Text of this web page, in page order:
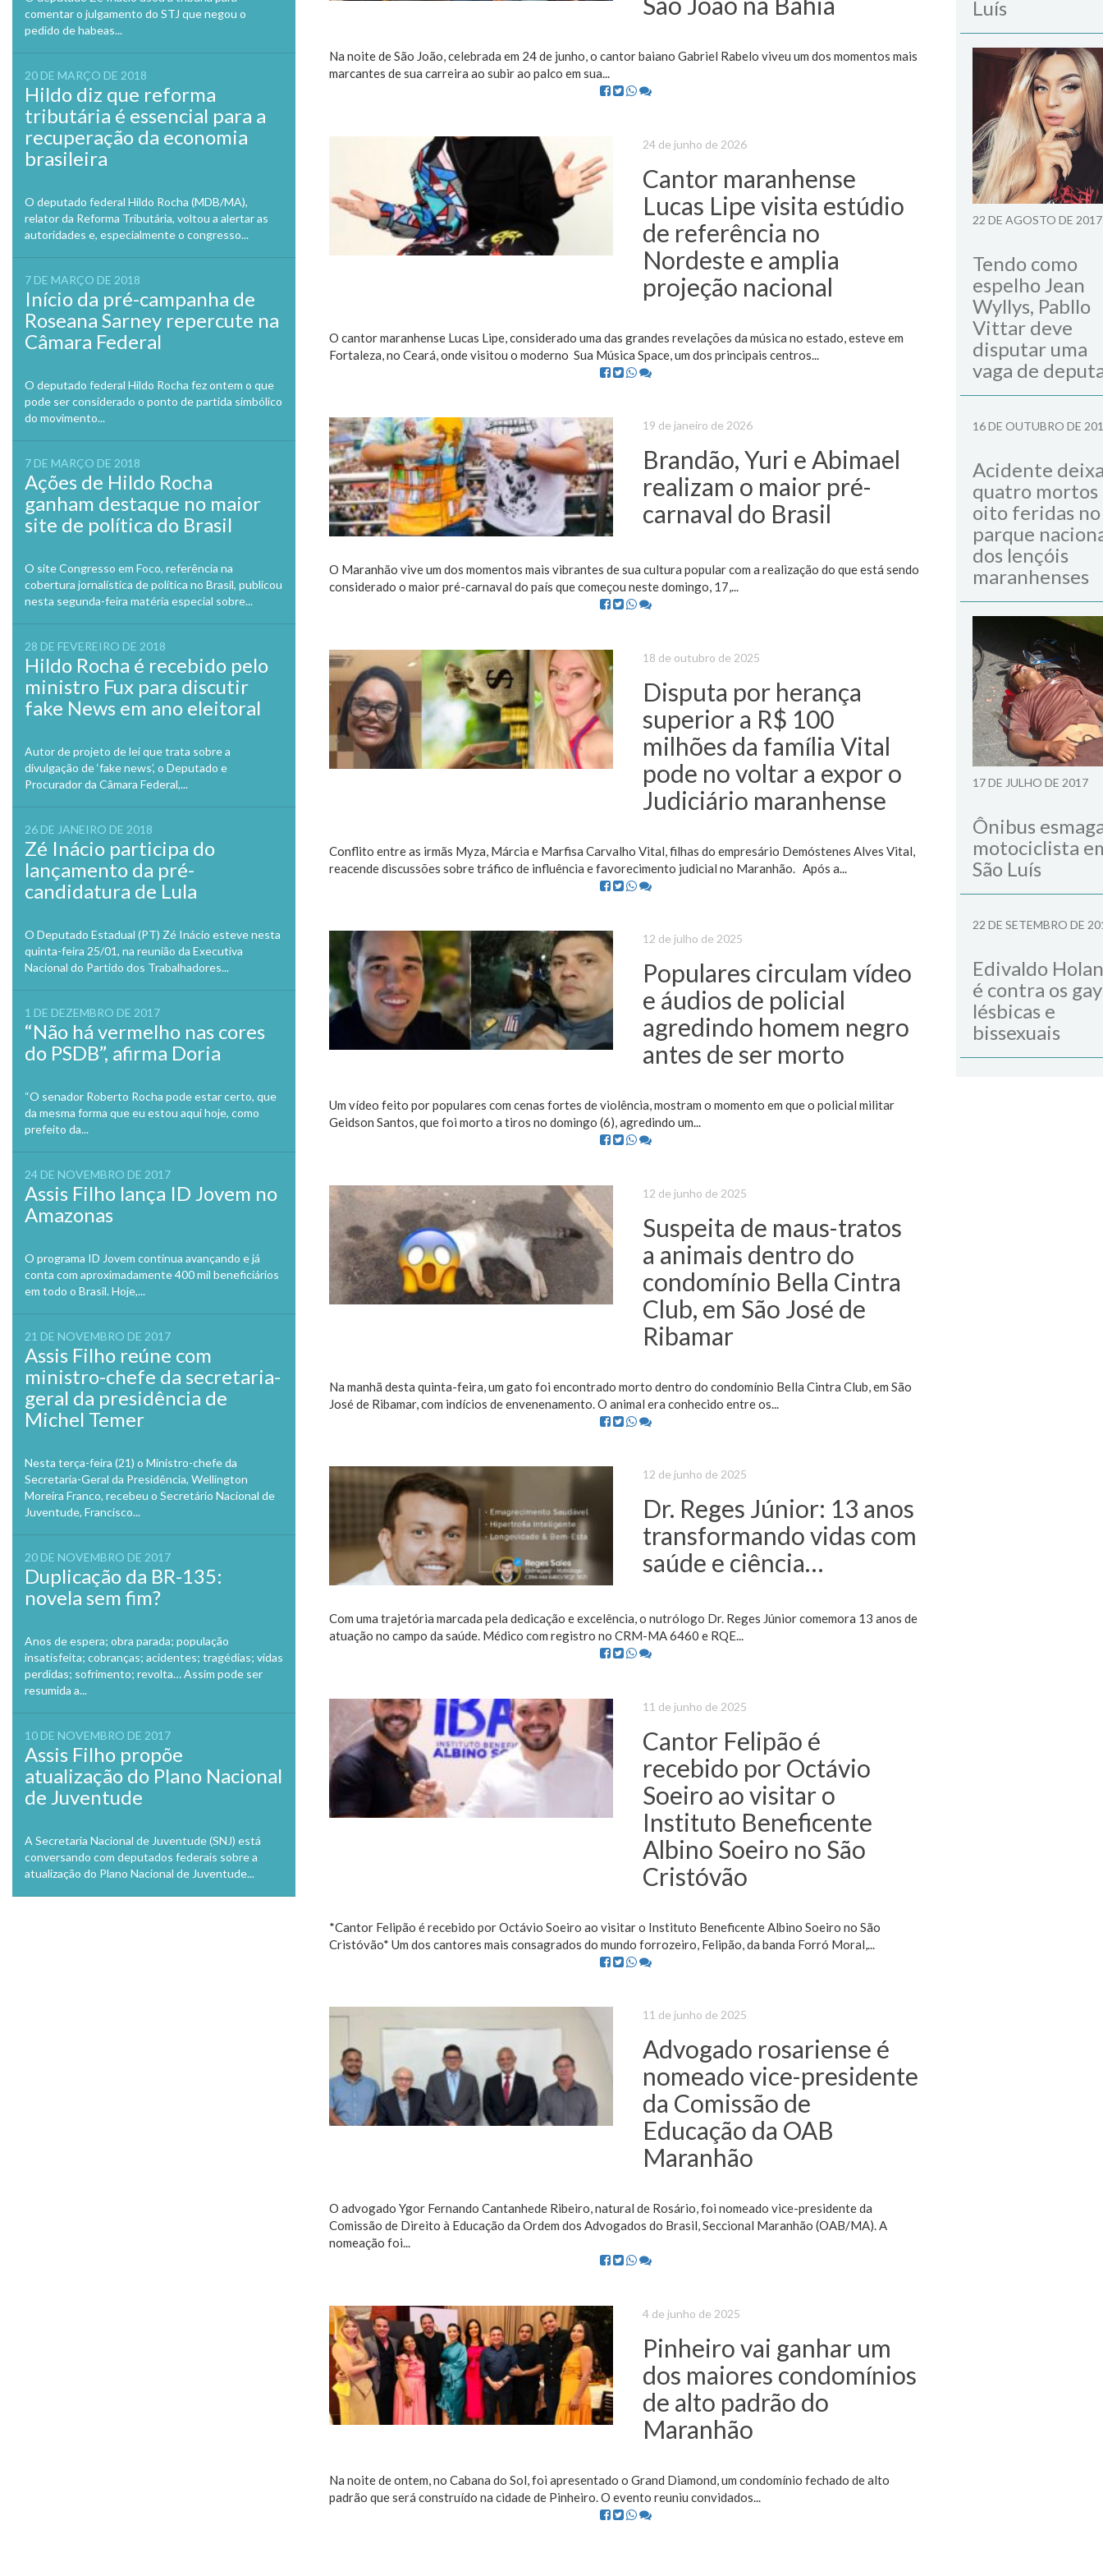
comentar o julgamento do STJ que negou o
pedido de habeas...
20 DE MARÇO DE 2018
Hildo diz que reforma
tributária é essencial para a
recuperação da economia
brasileira
O deputado federal Hildo Rocha (MDB/MA),
relator da Reforma Tributária, voltou a alertar as
autoridades e, especialmente o congresso...
7 DE MARÇO DE 2018
Início da pré-campanha de
Roseana Sarney repercute na
Câmara Federal
O deputado federal Hildo Rocha fez ontem o que
pode ser considerado o ponto de partida simbólico
do movimento...
7 DE MARÇO DE 2018
Ações de Hildo Rocha
ganham destaque no maior
site de política do Brasil
O site Congresso em Foco, referência na
cobertura jornalística de política no Brasil, publicou
nesta segunda-feira matéria especial sobre...
28 DE FEVEREIRO DE 2018
Hildo Rocha é recebido pelo
ministro Fux para discutir
fake News em ano eleitoral
Autor de projeto de lei que trata sobre a
divulgação de ‘fake news’, o Deputado e
Procurador da Câmara Federal,...
26 DE JANEIRO DE 2018
Zé Inácio participa do
lançamento da pré-
candidatura de Lula
O Deputado Estadual (PT) Zé Inácio esteve nesta
quinta-feira 25/01, na reunião da Executiva
Nacional do Partido dos Trabalhadores...
1 DE DEZEMBRO DE 2017
“Não há vermelho nas cores
do PSDB”, afirma Doria
“O senador Roberto Rocha pode estar certo, que
da mesma forma que eu estou aqui hoje, como
prefeito da...
24 DE NOVEMBRO DE 2017
Assis Filho lança ID Jovem no
Amazonas
O programa ID Jovem continua avançando e já
conta com aproximadamente 400 mil beneficiários
em todo o Brasil. Hoje,...
21 DE NOVEMBRO DE 2017
Assis Filho reúne com
ministro-chefe da secretaria-
geral da presidência de
Michel Temer
Nesta terça-feira (21) o Ministro-chefe da
Secretaria-Geral da Presidência, Wellington
Moreira Franco, recebeu o Secretário Nacional de
Juventude, Francisco...
20 DE NOVEMBRO DE 2017
Duplicação da BR-135:
novela sem fim?
Anos de espera; obra parada; população
insatisfeita; cobranças; acidentes; tragédias; vidas
perdidas; sofrimento; revolta… Assim pode ser
resumida a...
10 DE NOVEMBRO DE 2017
Assis Filho propõe
atualização do Plano Nacional
de Juventude
A Secretaria Nacional de Juventude (SNJ) está
conversando com deputados federais sobre a
atualização do Plano Nacional de Juventude...
Na noite de São João, celebrada em 24 de junho, o cantor baiano Gabriel Rabelo viveu um dos momentos mais
marcantes de sua carreira ao subir ao palco em sua...
24 de junho de 2026
Cantor maranhense
Lucas Lipe visita estúdio
de referência no
Nordeste e amplia
projeção nacional
O cantor maranhense Lucas Lipe, considerado uma das grandes revelações da música no estado, esteve em
Fortaleza, no Ceará, onde visitou o moderno Sua Música Space⁠, um dos principais centros...
19 de janeiro de 2026
Brandão, Yuri e Abimael
realizam o maior pré-
carnaval do Brasil
O Maranhão vive um dos momentos mais vibrantes de sua cultura popular com a realização do que está sendo
considerado o maior pré-carnaval do país que começou neste domingo, 17,...
18 de outubro de 2025
Disputa por herança
superior a R$ 100
milhões da família Vital
pode no voltar a expor o
Judiciário maranhense
Conflito entre as irmãs Myza, Márcia e Marfisa Carvalho Vital, filhas do empresário Demóstenes Alves Vital,
reacende discussões sobre tráfico de influência e favorecimento judicial no Maranhão. Após a...
12 de julho de 2025
Populares circulam vídeo
e áudios de policial
agredindo homem negro
antes de ser morto
Um vídeo feito por populares com cenas fortes de violência, mostram o momento em que o policial militar
Geidson Santos, que foi morto a tiros no domingo (6), agredindo um...
12 de junho de 2025
Suspeita de maus-tratos
a animais dentro do
condomínio Bella Cintra
Club, em São José de
Ribamar
Na manhã desta quinta-feira, um gato foi encontrado morto dentro do condomínio Bella Cintra Club, em São
José de Ribamar, com indícios de envenenamento. O animal era conhecido entre os...
12 de junho de 2025
Dr. Reges Júnior: 13 anos
transformando vidas com
saúde e ciência…
Com uma trajetória marcada pela dedicação e excelência, o nutrólogo Dr. Reges Júnior comemora 13 anos de
atuação no campo da saúde. Médico com registro no CRM-MA 6460 e RQE...
11 de junho de 2025
Cantor Felipão é
recebido por Octávio
Soeiro ao visitar o
Instituto Beneficente
Albino Soeiro no São
Cristóvão
*Cantor Felipão é recebido por Octávio Soeiro ao visitar o Instituto Beneficente Albino Soeiro no São
Cristóvão* Um dos cantores mais consagrados do mundo forrozeiro, Felipão, da banda Forró Moral,...
11 de junho de 2025
Advogado rosariense é
nomeado vice-presidente
da Comissão de
Educação da OAB
Maranhão
O advogado Ygor Fernando Cantanhede Ribeiro, natural de Rosário, foi nomeado vice-presidente da
Comissão de Direito à Educação da Ordem dos Advogados do Brasil, Seccional Maranhão (OAB/MA). A
nomeação foi...
4 de junho de 2025
Pinheiro vai ganhar um
dos maiores condomínios
de alto padrão do
Maranhão
Na noite de ontem, no Cabana do Sol, foi apresentado o Grand Diamond, um condomínio fechado de alto
padrão que será construído na cidade de Pinheiro. O evento reuniu convidados...
Luís
22 DE AGOSTO DE 2017
Tendo como
espelho Jean
Wyllys, Pabllo
Vittar deve
disputar uma
vaga de
16 DE OUTUBRO DE
Acidente
quatro mortos
oito feridas no
parque
dos lençóis
maranhenses
17 DE JULHO DE 2017
Ônibus
motociclista
São Luís
22 DE SETEMBRO DE
Edivaldo
é contra os
lésbicas e
bissexuais